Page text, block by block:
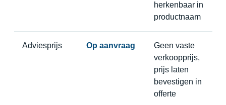
herkenbaar in
productnaam
Adviesprijs Op aanvraag
Geen vaste
verkoopprijs,
prijs laten
bevestigen in
offerte